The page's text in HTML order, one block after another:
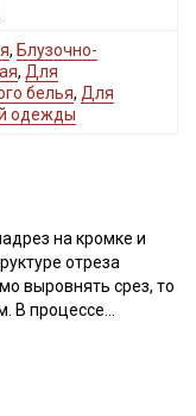
, Блузочно-
, Для
белья, Для
одежды
на кромке и
отреза
выровнять срез, то
В процессе
аккуратно
после